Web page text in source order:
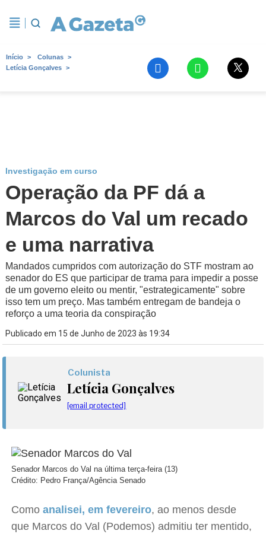
Início
Colunas
Letícia Gonçalves
Investigação em curso
Operação da PF dá a
Marcos do Val um recado
e uma narrativa
Mandados cumpridos com autorização do STF mostram ao
senador do ES que participar de trama para impedir a posse
de um governo eleito ou mentir, "estrategicamente" sobre
isso tem um preço. Mas também entregam de bandeja o
reforço a uma teoria da conspiração
Publicado em 15 de Junho de 2023 às 19:34
Colunista
Letícia Gonçalves
[email protected]
Senador Marcos do Val na última terça-feira (13)
Crédito: Pedro França/Agência Senado
Comoanalisei, em fevereiro, ao menos desde
que Marcos do Val (Podemos) admitiu ter mentido,